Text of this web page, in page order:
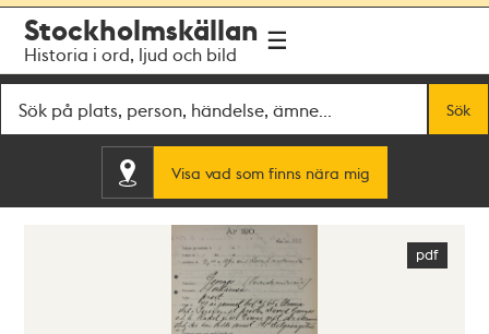
navigationen
huvudinnehållet
Stockholmskällan
Historia i ord, ljud och bild
Sök
Visa vad som finns nära mig